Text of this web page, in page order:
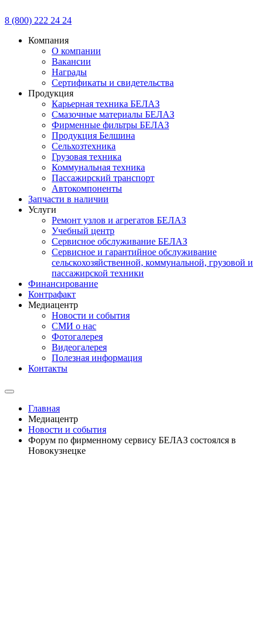
8 (800) 222 24 24
Компания
О компании
Вакансии
Награды
Сертификаты и свидетельства
Продукция
Карьерная техника БЕЛАЗ
Смазочные материалы БЕЛАЗ
Фирменные фильтры БЕЛАЗ
Продукция Белшина
Сельхозтехника
Грузовая техника
Коммунальная техника
Пассажирский транспорт
Автокомпоненты
Запчасти в наличии
Услуги
Ремонт узлов и агрегатов БЕЛАЗ
Учебный центр
Сервисное обслуживание БЕЛАЗ
Сервисное и гарантийное обслуживание
сельскохозяйственной, коммунальной, грузовой и
пассажирской техники
Финансирование
Контрафакт
Медиацентр
Новости и события
СМИ о нас
Фотогалерея
Видеогалерея
Полезная информация
Контакты
Главная
Медиацентр
Новости и события
Форум по фирменному сервису БЕЛАЗ состоялся в
Новокузнецке